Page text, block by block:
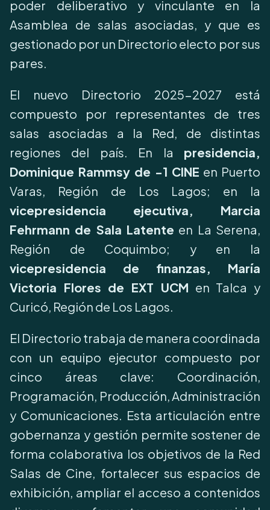
poder deliberativo y vinculante en la
Asamblea de salas asociadas, y que es
gestionado por un Directorio electo por sus
pares.
El nuevo Directorio 2025-2027 está
compuesto por representantes de tres
salas asociadas a la Red, de distintas
regiones del país. En la presidencia,
Dominique Rammsy de -1 CINE en Puerto
Varas, Región de Los Lagos; en la
vicepresidencia ejecutiva, Marcia
Fehrmann de Sala Latente en La Serena,
Región de Coquimbo; y en la
vicepresidencia de finanzas, María
Victoria Flores de EXT UCM en Talca y
Curicó, Región de Los Lagos.
El Directorio trabaja de manera coordinada
con un equipo ejecutor compuesto por
cinco áreas clave: Coordinación,
Programación, Producción, Administración
y Comunicaciones. Esta articulación entre
gobernanza y gestión permite sostener de
forma colaborativa los objetivos de la Red
Salas de Cine, fortalecer sus espacios de
exhibición, ampliar el acceso a contenidos